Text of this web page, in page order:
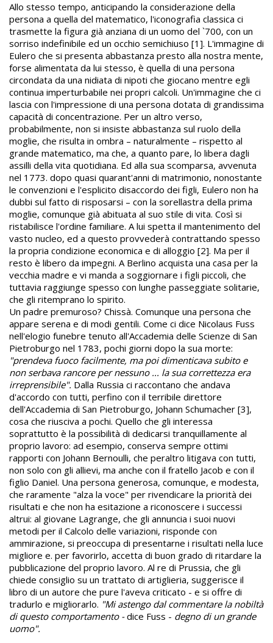
Allo stesso tempo, anticipando la considerazione della
persona a quella del matematico, l'iconografia classica ci
trasmette la figura già anziana di un uomo del `700, con un
sorriso indefinibile ed un occhio semichiuso [1]. L'immagine di
Eulero che si presenta abbastanza presto alla nostra mente,
forse alimentata da lui stesso, è quella di una persona
circondata da una nidiata di nipoti che giocano mentre egli
continua imperturbabile nei propri calcoli. Un'immagine che ci
lascia con l'impressione di una persona dotata di grandissima
capacità di concentrazione. Per un altro verso,
probabilmente, non si insiste abbastanza sul ruolo della
moglie, che risulta in ombra – naturalmente – rispetto al
grande matematico, ma che, a quanto pare, lo libera dagli
assilli della vita quotidiana. Ed alla sua scomparsa, avvenuta
nel 1773. dopo quasi quarant'anni di matrimonio, nonostante
le convenzioni e l'esplicito disaccordo dei figli, Eulero non ha
dubbi sul fatto di risposarsi – con la sorellastra della prima
moglie, comunque già abituata al suo stile di vita. Così si
ristabilisce l'ordine familiare. A lui spetta il mantenimento del
vasto nucleo, ed a questo provvederà contrattando spesso
la propria condizione economica e di alloggio [2]. Ma per il
resto è libero da impegni. A Berlino acquista una casa per la
vecchia madre e vi manda a soggiornare i figli piccoli, che
tuttavia raggiunge spesso con lunghe passeggiate solitarie,
che gli ritemprano lo spirito.
Un padre premuroso? Chissà. Comunque una persona che
appare serena e di modi gentili. Come ci dice Nicolaus Fuss
nell'elogio funebre tenuto all'Accademia delle Scienze di San
Pietroburgo nel 1783, pochi giorni dopo la sua morte:
"prendeva fuoco facilmente, ma poi dimenticava subito e
non serbava rancore per nessuno ... la sua correttezza era
irreprensibile". Dalla Russia ci raccontano che andava
d'accordo con tutti, perfino con il terribile direttore
dell'Accademia di San Pietroburgo, Johann Schumacher [3],
cosa che riusciva a pochi. Quello che gli interessa
soprattutto è la possibilità di dedicarsi tranquillamente al
proprio lavoro: ad esempio, conserva sempre ottimi
rapporti con Johann Bernoulli, che peraltro litigava con tutti,
non solo con gli allievi, ma anche con il fratello Jacob e con il
figlio Daniel. Una persona generosa, comunque, e modesta,
che raramente "alza la voce" per rivendicare la priorità dei
risultati e che non ha esitazione a riconoscere i successi
altrui: al giovane Lagrange, che gli annuncia i suoi nuovi
metodi per il Calcolo delle variazioni, risponde con
ammirazione, si preoccupa di presentarne i risultati nella luce
migliore e. per favorirlo, accetta di buon grado di ritardare la
pubblicazione del proprio lavoro. Al re di Prussia, che gli
chiede consiglio su un trattato di artiglieria, suggerisce il
libro di un autore che pure l'aveva criticato - e si offre di
tradurlo e migliorarlo. "Mi astengo dal commentare la nobiltà
di questo comportamento -dice Fuss - degno di un grande
uomo".